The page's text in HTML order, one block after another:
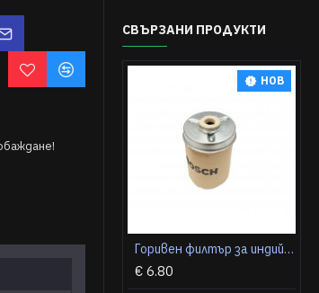
СВЪРЗАНИ ПРОДУКТИ
НОВ
Горивен филтър за индийски трактор Solis S16, S22, S50
€ 6.80